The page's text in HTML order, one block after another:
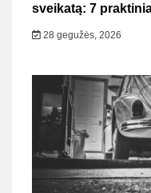
sveikatą: 7
28 gegužės, 2026